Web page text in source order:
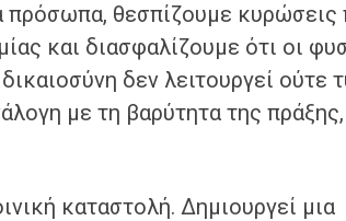
πρόσωπα, θεσπίζουμε κυρώσεις
και διασφαλίζουμε ότι οι
δεν λειτουργεί ούτε
με τη βαρύτητα της πράξης,
καταστολή. Δημιουργεί μια